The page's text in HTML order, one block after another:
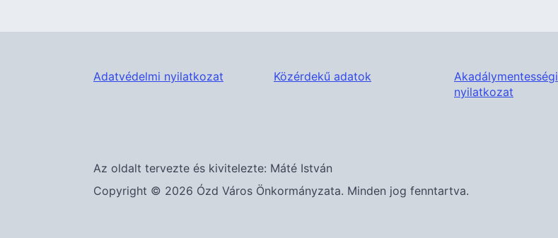
Adatvédelmi nyilatkozat Közérdekű adatok
Akadálymentességi
nyilatkozat
Az oldalt tervezte és kivitelezte: Máté István
Copyright © 2026 Ózd Város Önkormányzata. Minden jog fenntartva.